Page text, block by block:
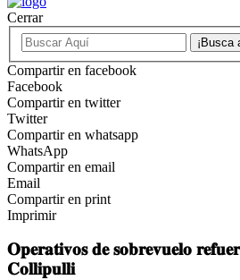
Cerrar
Compartir en facebook
Facebook
Compartir en twitter
Twitter
Compartir en whatsapp
WhatsApp
Compartir en email
Email
Compartir en print
Imprimir
𝐎𝐩𝐞𝐫𝐚𝐭𝐢𝐯𝐨𝐬 𝐝𝐞 𝐬𝐨𝐛𝐫𝐞𝐯𝐮𝐞𝐥𝐨
𝐂𝐨𝐥𝐥𝐢𝐩𝐮𝐥𝐥𝐢